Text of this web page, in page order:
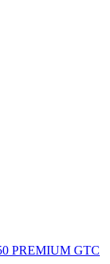
PREMIUM GTC